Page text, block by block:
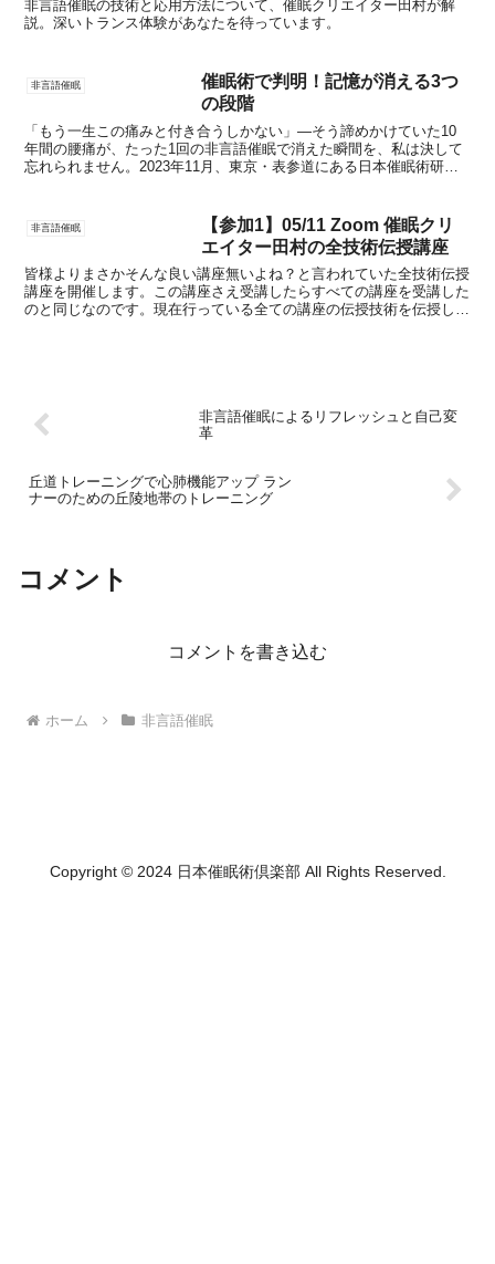
非言語催眠の技術と応用方法について、催眠クリエイター田村が解
説。深いトランス体験があなたを待っています。
非言語催眠
催眠術で判明！記憶が消える3つ
の段階
「もう一生この痛みと付き合うしかない」―そう諦めかけていた10
年間の腰痛が、たった1回の非言語催眠で消えた瞬間を、私は決して
忘れられません。2023年11月、東京・表参道にある日本催眠術研究
非言語催眠
【参加1】05/11 Zoom 催眠クリ
エイター田村の全技術伝授講座
皆様よりまさかそんな良い講座無いよね？と言われていた全技術伝授
講座を開催します。この講座さえ受講したらすべての講座を受講した
のと同じなのです。現在行っている全ての講座の伝授技術を伝授しま
非言語催眠によるリフレッシュと自己変
革
丘道トレーニングで心肺機能アップ ラン
ナーのための丘陵地帯のトレーニング
コメント
コメントを書き込む
ホーム 非言語催眠
Copyright © 2024 日本催眠術倶楽部 All Rights Reserved.